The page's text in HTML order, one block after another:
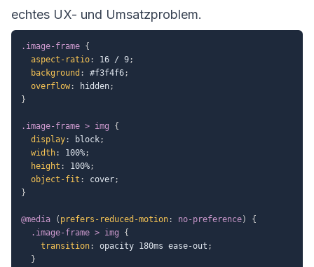
echtes UX- und Umsatzproblem.
.image-frame {
aspect-ratio: 16 / 9;
background : #f3f4f6;
overflow: hidden;
}
.image-frame > img
{
display: block;
width: 100%;
height : 100%;
object-fit : cover;
}
@media ( prefers-reduced-motion: no-preference)
{
.image-frame > img
{
transition: opacity 180ms ease-out ;
}